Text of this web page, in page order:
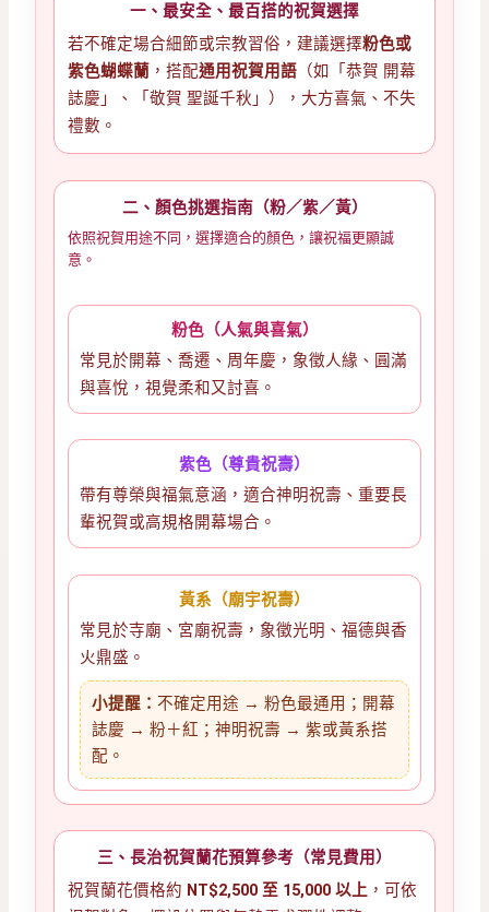
一、最安全、最百搭的祝賀選擇
若不確定場合細節或宗教習俗，建議選擇粉色或
紫色蝴蝶蘭 ，搭配通用祝賀用語 （如「恭賀 開幕
誌慶」、「敬賀 聖誕千秋」），大方喜氣、不失
禮數。
二、顏色挑選指南（粉／紫／黃）
依照祝賀用途不同，選擇適合的顏色，讓祝福更顯誠
意。
粉色（人氣與喜氣）
常見於開幕、喬遷、周年慶，象徵人緣、圓滿
與喜悅，視覺柔和又討喜。
紫色（尊貴祝壽）
帶有尊榮與福氣意涵，適合神明祝壽、重要長
輩祝賀或高規格開幕場合。
黃系（廟宇祝壽）
常見於寺廟、宮廟祝壽，象徵光明、福德與香
火鼎盛。
小提醒：不確定用途 → 粉色最通用；開幕
誌慶 → 粉＋紅；神明祝壽 → 紫或黃系搭
配。
三、長治祝賀蘭花預算參考（常見費用）
祝賀蘭花價格約 NT$2,500 至 15,000 以上 ，可依